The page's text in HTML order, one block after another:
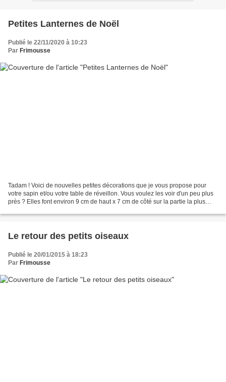
Petites Lanternes de Noël
Publié le 22/11/2020 à 10:23
Par Frimousse
Tadam ! Voici de nouvelles petites décorations que je vous propose pour
votre sapin et/ou votre table de réveillon. Vous voulez les voir d'un peu plus
près ? Elles font environ 9 cm de haut x 7 cm de côté sur la partie la plus
Le retour des petits oiseaux
Publié le 20/01/2015 à 18:23
Par Frimousse